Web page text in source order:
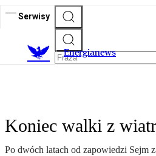
Serwisy
Energianews
Koniec walki z
Po dwóch latach od zapowiedzi Sejm